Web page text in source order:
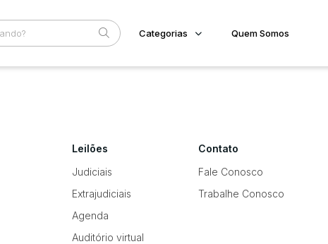
Extrajudiciais
Categorias
Motos
Utilitário
Quem Somos
Leilões
Judiciais
Extrajudiciais
Agenda
Auditório virtual
Contato
Fale Conosco
Trabalhe Conosco